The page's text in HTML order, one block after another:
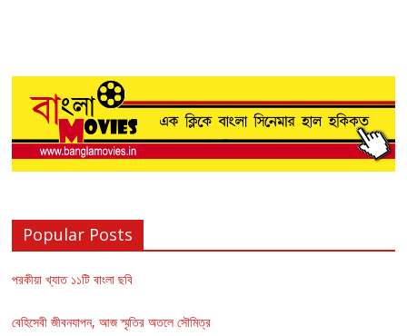
Popular Posts
পরকীয়া খ্যাত ১১টি বাংলা ছবি
বেহিসেবী জীবনযাপন, আজ স্মৃতির অতলে সৌমিত্র